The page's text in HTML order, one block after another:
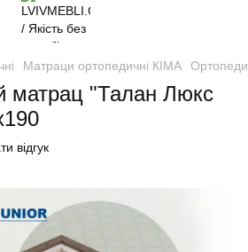
Матраци ортопедичні КІМА
матрац "Талан Люкс
відгук